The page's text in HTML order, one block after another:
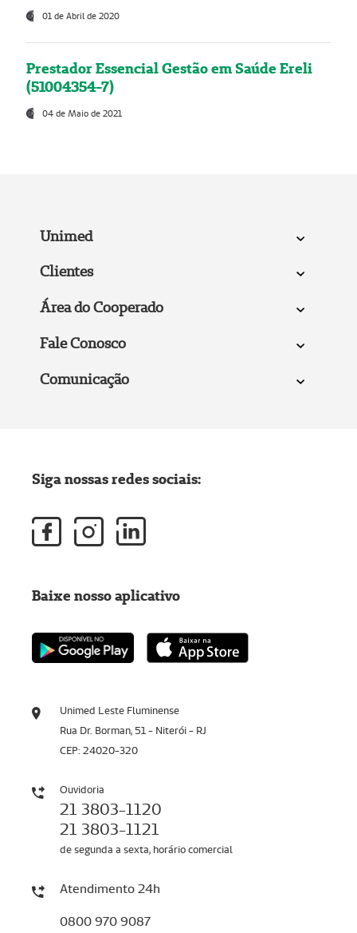
01 de Abril de 2020
Prestador Essencial Gestão em Saúde Ereli
(51004354-7)
04 de Maio de 2021
Unimed
Clientes
Área do Cooperado
Fale Conosco
Comunicação
Unimed Leste Fluminense
Rua Dr. Borman, 51 - Niterói - RJ
CEP: 24020-320
Ouvidoria
21 3803-1120
21 3803-1121
de segunda a sexta, horário comercial
Atendimento 24h
0800 970 9087
Siga nossas redes sociais:
Baixe nosso aplicativo